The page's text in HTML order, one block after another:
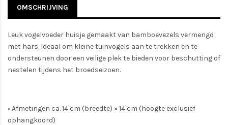
OMSCHRIJVING
Leuk vogelvoeder huisje gemaakt van bamboevezels vermengd
met hars. Ideaal om kleine tuinvogels aan te trekken en te
ondersteunen door een veilige plek te bieden voor beschutting of
nestelen tijdens het broedseizoen.
• Afmetingen ca. 14 cm (breedte) × 14 cm (hoogte exclusief
ophangkoord)